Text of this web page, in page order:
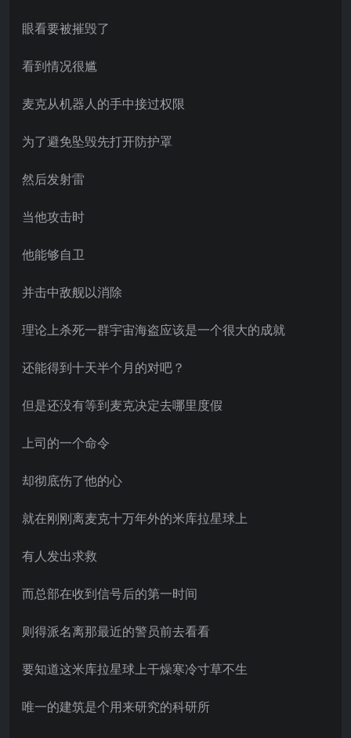
眼看要被摧毁了
看到情况很尴
麦克从机器人的手中接过权限
为了避免坠毁先打开防护罩
然后发射雷
当他攻击时
他能够自卫
并击中敌舰以消除
理论上杀死一群宇宙海盗应该是一个很大的成就
还能得到十天半个月的对吧？
但是还没有等到麦克决定去哪里度假
上司的一个命令
却彻底伤了他的心
就在刚刚离麦克十万年外的米库拉星球上
有人发出求救
而总部在收到信号后的第一时间
则得派名离那最近的警员前去看看
要知道这米库拉星球上干燥寒冷寸草不生
唯一的建筑是个用来研究的科研所